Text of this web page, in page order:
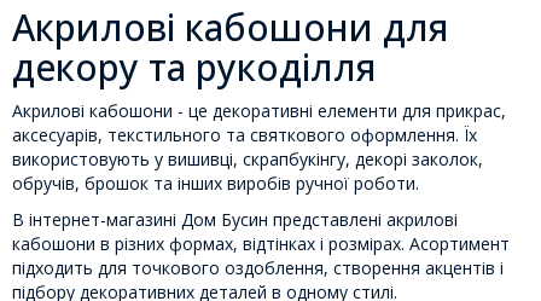
Акрилові кабошони для
декору та рукоділля
Акрилові кабошони - це декоративні елементи для прикрас,
аксесуарів, текстильного та святкового оформлення. Їх
використовують у вишивці, скрапбукінгу, декорі заколок,
обручів, брошок та інших виробів ручної роботи.
В інтернет-магазині Дом Бусин представлені акрилові
кабошони в різних формах, відтінках і розмірах. Асортимент
підходить для точкового оздоблення, створення акцентів і
підбору декоративних деталей в одному стилі.